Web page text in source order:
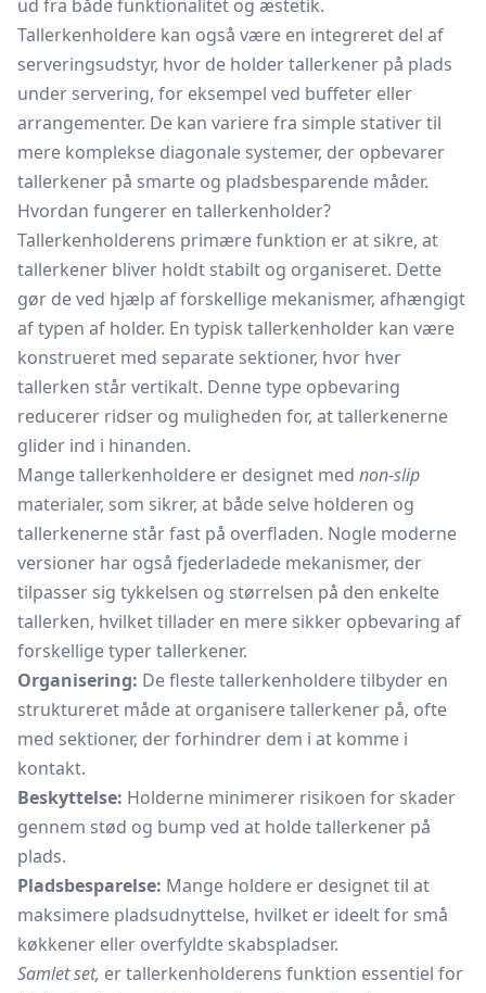
ud fra både funktionalitet og æstetik.
Tallerkenholdere kan også være en integreret del af
serveringsudstyr, hvor de holder tallerkener på plads
under servering, for eksempel ved buffeter eller
arrangementer. De kan variere fra simple stativer til
mere komplekse diagonale systemer, der opbevarer
tallerkener på smarte og pladsbesparende måder.
Hvordan fungerer en tallerkenholder?
Tallerkenholderens primære funktion er at sikre, at
tallerkener bliver holdt stabilt og organiseret. Dette
gør de ved hjælp af forskellige mekanismer, afhængigt
af typen af holder. En typisk tallerkenholder kan være
konstrueret med separate sektioner, hvor hver
tallerken står vertikalt. Denne type opbevaring
reducerer ridser og muligheden for, at tallerkenerne
glider ind i hinanden.
Mange tallerkenholdere er designet med non-slip
materialer, som sikrer, at både selve holderen og
tallerkenerne står fast på overfladen. Nogle moderne
versioner har også fjederladede mekanismer, der
tilpasser sig tykkelsen og størrelsen på den enkelte
tallerken, hvilket tillader en mere sikker opbevaring af
forskellige typer tallerkener.
Organisering: De fleste tallerkenholdere tilbyder en
struktureret måde at organisere tallerkener på, ofte
med sektioner, der forhindrer dem i at komme i
kontakt.
Beskyttelse: Holderne minimerer risikoen for skader
gennem stød og bump ved at holde tallerkener på
plads.
Pladsbesparelse: Mange holdere er designet til at
maksimere pladsudnyttelse, hvilket er ideelt for små
køkkener eller overfyldte skabspladser.
Samlet set, er tallerkenholderens funktion essentiel for